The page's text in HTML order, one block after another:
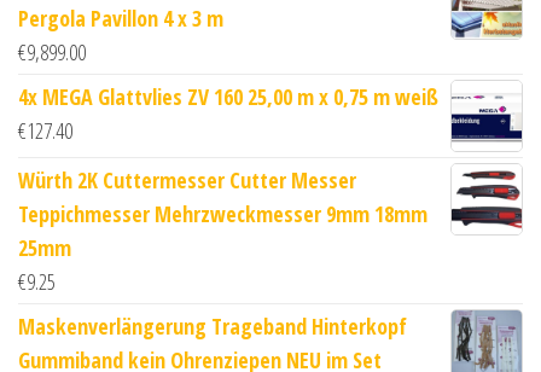
Pergola Pavillon 4 x 3 m
€9,899.00
4x MEGA Glattvlies ZV 160 25,00 m x 0,75 m weiß
€127.40
Würth 2K Cuttermesser Cutter Messer
Teppichmesser Mehrzweckmesser 9mm 18mm
25mm
€9.25
Maskenverlängerung Trageband Hinterkopf
Gummiband kein Ohrenziepen NEU im Set